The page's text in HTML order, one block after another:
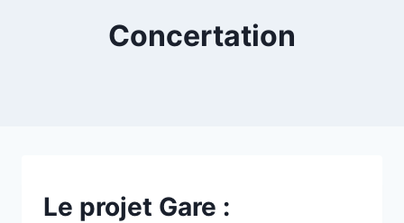
Concertation
NON
CLASSÉ
Le projet Gare :